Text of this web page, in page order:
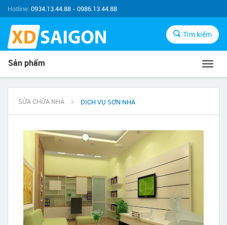
Hotline:0934.13.44.88 - 0986.13.44.88
Tìm kiếm
Sản phẩm
SỬA CHỮA NHÀ DỊCH VỤ SƠN NHÀ